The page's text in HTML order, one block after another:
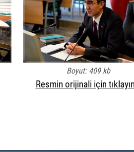
Boyut: 409 kb
Resmin orijinali için